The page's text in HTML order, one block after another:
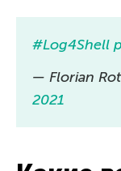
#Log4Shell
— Florian
2021